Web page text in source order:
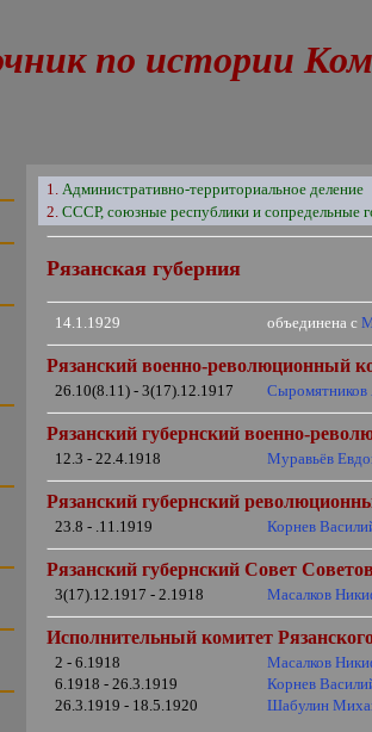
по истории
1.Административно-территориальное деление
2.СССР, союзные республики и сопредельные
Рязанская губерния
14.1.1929 объединена с
Рязанский военно-революционный
26.10(8.11) - 3(17).12.1917 Сыромятников
Рязанский губернский военно-
12.3 - 22.4.1918 Муравьёв
Рязанский губернский
23.8 - .11.1919 Корнев
Рязанский губернский Совет
3(17).12.1917 - 2.1918 Масалков
Исполнительный комитет
2 - 6.1918
Масалков
6.1918 - 26.3.1919
Корнев
26.3.1919 - 18.5.1920
Шабулин